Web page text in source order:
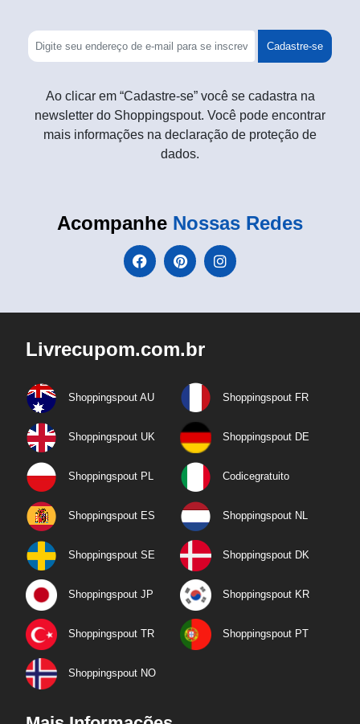
Cadastre-se
Ao clicar em “Cadastre-se” você se cadastra na
newsletter do Shoppingspout. Você pode encontrar
mais informações na declaração de proteção de
dados.
Acompanhe Nossas Redes
Livrecupom.com.br
Shoppingspout AU Shoppingspout FR
Shoppingspout UK Shoppingspout DE
Shoppingspout PL Codicegratuito
Shoppingspout ES Shoppingspout NL
Shoppingspout SE Shoppingspout DK
Shoppingspout JP Shoppingspout KR
Shoppingspout TR Shoppingspout PT
Shoppingspout NO